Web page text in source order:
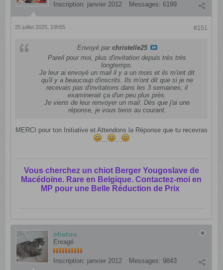
Inscription: janvier 2012 Messages: 6199
#151
25 juillet 2025, 10h55
Envoyé par christelle25
Pareil pour moi, plus d'invitation depuis très très
longtemps.
Je leur ai envoyé un mail il y a un mois et ils m'ont dit
qu'il y a beaucoup d'inscrits. Ils m'ont dit que si je ne
recevais pas d'invitations dans les 3 semaines, il
examinerait ça d'un peu plus près.
Je viens de leur renvoyer un mail. Dès que j'ai une
réponse, je vous tiens au courant.
MERCI pour ton Initiative et Attendons la Réponse que tu recevras
...
...
Vous cherchez un chiot Berger Yougoslave de
Macédoine. Rare en Belgique. Contactez-moi en
MP pour une Belle Réduction de Prix
chatou
Enragé
Inscription: janvier 2012 Messages: 9843